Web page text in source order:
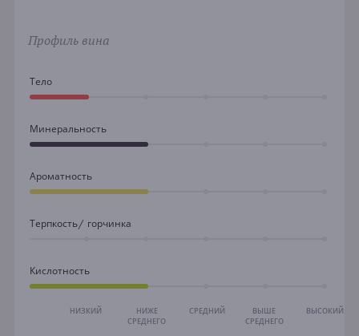
Профиль вина
Тело
Минеральность
Ароматность
Терпкость/ горчинка
Кислотность
НИЗКИЙ
НИЖЕ
СРЕДНЕГО
СРЕДНИЙ
ВЫШЕ
СРЕДНЕГО
ВЫСОКИЙ